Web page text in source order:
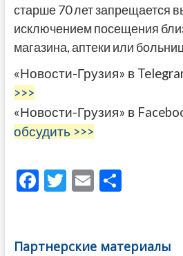
старше 70 лет запрещается
исключением посещения
магазина, аптеки или
«Новости-Грузия» в
>>>
«Новости-Грузия» в
обсудить >>>
F
b
T
er
E
l
О
а
Партнерские материалы